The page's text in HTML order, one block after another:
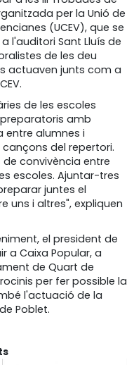
per la Unió de
(UCEV), que se
l'auditori Sant Lluís de
de les deu
actuaven junts com a
de les escoles
amb
entre alumnes i
del repertori.
convivència entre
escoles. Ajuntar-tres
juntes el
uns i altres", expliquen
el president de
a Caixa Popular, a
de Quart de
per fer possible la
l'actuació de la
Poblet.